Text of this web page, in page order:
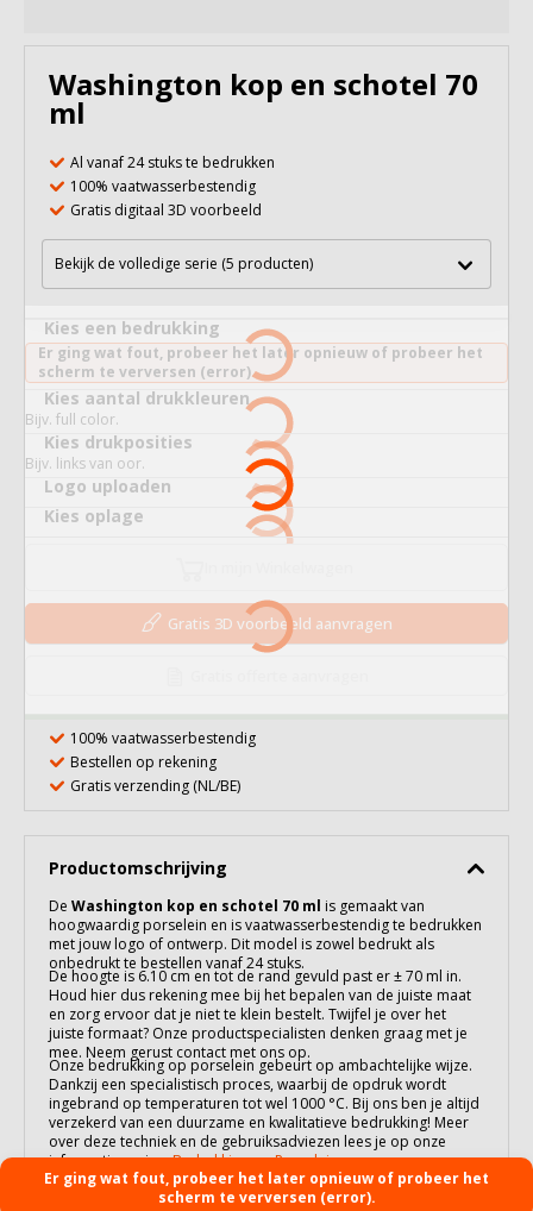
Washington kop en schotel 70
ml
Al vanaf 24 stuks te bedrukken
100% vaatwasserbestendig
Gratis digitaal 3D voorbeeld
Bekijk de volledige serie (5 producten)
Kies een bedrukking
Er ging wat fout, probeer het later opnieuw of probeer het
scherm te verversen (error).
Kies aantal drukkleuren
Bijv. full color.
Kies drukposities
Bijv. links van oor.
Logo uploaden
Kies oplage
Gratis 3D voorbeeld aanvragen
100% vaatwasserbestendig
Bestellen op rekening
Gratis verzending (NL/BE)
Productomschrijving
De Washington kop en schotel 70 ml is gemaakt van
hoogwaardig porselein en is vaatwasserbestendig te bedrukken
met jouw logo of ontwerp. Dit model is zowel bedrukt als
onbedrukt te bestellen vanaf 24 stuks.
De hoogte is 6.10 cm en tot de rand gevuld past er ± 70 ml in.
Houd hier dus rekening mee bij het bepalen van de juiste maat
en zorg ervoor dat je niet te klein bestelt. Twijfel je over het
juiste formaat? Onze productspecialisten denken graag met je
mee. Neem gerust contact met ons op.
Onze bedrukking op porselein gebeurt op ambachtelijke wijze.
Dankzij een specialistisch proces, waarbij de opdruk wordt
ingebrand op temperaturen tot wel 1000 °C. Bij ons ben je altijd
verzekerd van een duurzame en kwalitatieve bedrukking! Meer
over deze techniek en de gebruiksadviezen lees je op onze
informatiepagina:Bedrukking op Porselein.
Al vanaf 24 stuks te bedrukken
100% vaatwasserbestendig
Er ging wat fout, probeer het later opnieuw of probeer het
scherm te verversen (error).